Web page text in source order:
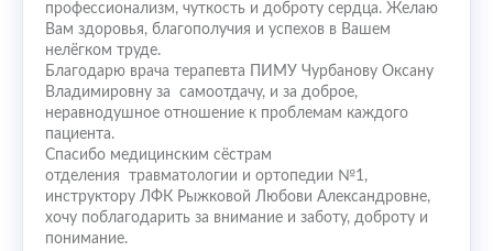
профессионализм, чуткость и доброту сердца. Желаю
Вам здоровья, благополучия и успехов в Вашем
нелёгком труде.
Благодарю врача терапевта ПИМУ Чурбанову Оксану
Владимировну за самоотдачу, и за доброе,
неравнодушное отношение к проблемам каждого
пациента.
Спасибо медицинским сёстрам
отделения травматологии и ортопедии №1,
инструктору ЛФК Рыжковой Любови Александровне,
хочу поблагодарить за внимание и заботу, доброту и
понимание.